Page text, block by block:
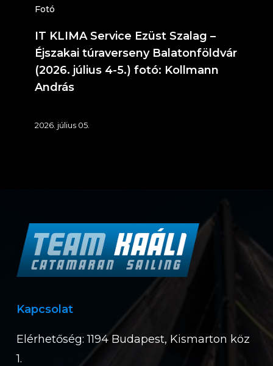
Fotó
(2026.
július
fotó:
András
IT KLIMA Service Ezüst Szalag –
Éjszakai túraverseny Balatonföldvár
(2026. július 4-5.) fotó: Kollmann
András
2026. július 05.
Kapcsolat
Elérhetőség: 1194 Budapest, Kismarton köz
1.